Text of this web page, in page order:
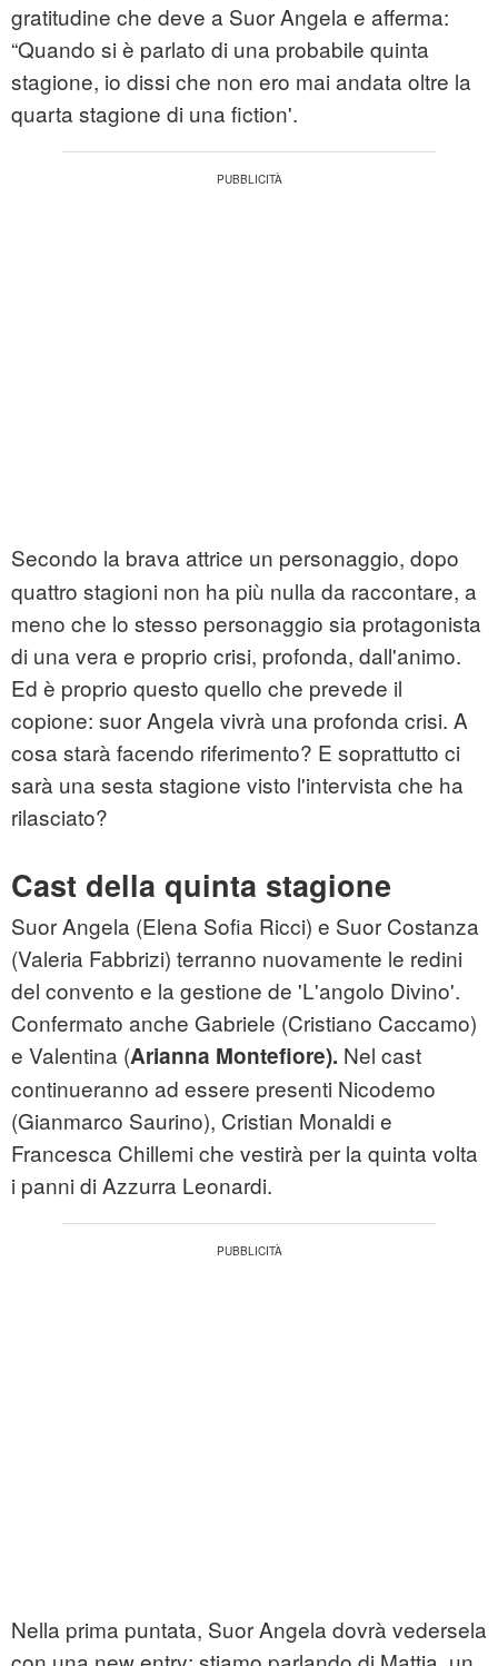
gratitudine che deve a Suor Angela e afferma:
“Quando si è parlato di una probabile quinta
stagione, io dissi che non ero mai andata oltre la
quarta stagione di una fiction'.
Secondo la brava attrice un personaggio, dopo
quattro stagioni non ha più nulla da raccontare, a
meno che lo stesso personaggio sia protagonista
di una vera e proprio crisi, profonda, dall'animo.
Ed è proprio questo quello che prevede il
copione: suor Angela vivrà una profonda crisi. A
cosa starà facendo riferimento? E soprattutto ci
sarà una sesta stagione visto l'intervista che ha
rilasciato?
Cast della quinta stagione
Suor Angela (Elena Sofia Ricci) e Suor Costanza
(Valeria Fabbrizi) terranno nuovamente le redini
del convento e la gestione de 'L'angolo Divino'.
Confermato anche Gabriele (Cristiano Caccamo)
e Valentina (Arianna Montefiore). Nel cast
continueranno ad essere presenti Nicodemo
(Gianmarco Saurino), Cristian Monaldi e
Francesca Chillemi che vestirà per la quinta volta
i panni di Azzurra Leonardi.
Nella prima puntata, Suor Angela dovrà vedersela